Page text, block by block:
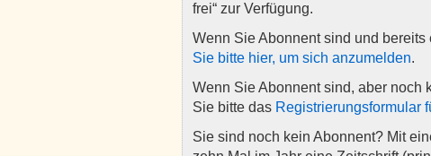
frei“ zur Verfügung.
Wenn Sie Abonnent sind und
Sie bitte hier, um sich anzumelden.
Wenn Sie Abonnent sind, aber noch
Sie bitte das Registrierungsformular
Sie sind noch kein Abonnent? Mit